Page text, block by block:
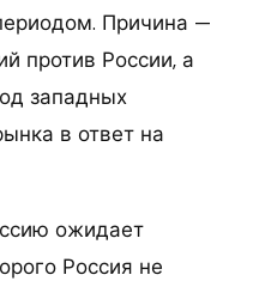
Причина —
против России, а
западных
в ответ на
ожидает
Россия не